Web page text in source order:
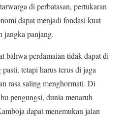
di perbatasan, pertukaran
dapat menjadi fondasi kuat
jangka panjang.
perdamaian tidak dapat di
tetapi harus terus di jaga
rasa saling menghormati. Di
pengungsi, dunia menaruh
dapat menemukan jalan